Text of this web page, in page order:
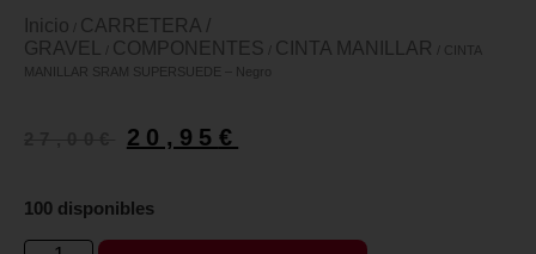
Inicio
CARRETERA /
GRAVEL
COMPONENTES CINTA MANILLAR
/ CINTA
MANILLAR SRAM SUPERSUEDE – Negro
20,95 €
100 disponibles